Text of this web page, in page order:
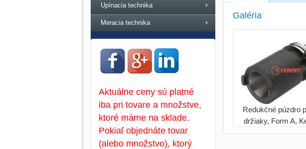
Galéria
Redukčné púzdro
držiaky, Form A,
Upínacia technika
Meracia technika
Aktuálne ceny sú platné
iba pri tovare a množstve,
ktoré máme na sklade.
Pokiaľ objednáte tovar
(alebo množstvo), ktorý